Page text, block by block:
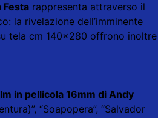
Festa rappresenta attraverso il
la rivelazione dell’imminente
tela cm 140x280 offrono inoltre
in pellicola 16mm di Andy
“Soapopera”, “Salvador